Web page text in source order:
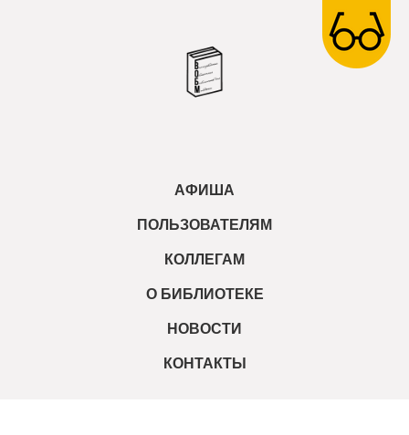
АФИША
ПОЛЬЗОВАТЕЛЯМ
КОЛЛЕГАМ
О БИБЛИОТЕКЕ
НОВОСТИ
КОНТАКТЫ